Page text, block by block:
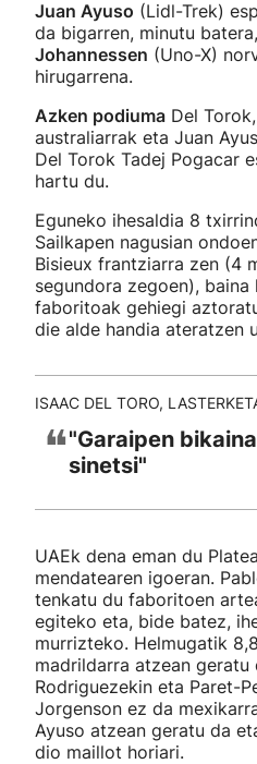
Juan Ayuso (Lidl-Trek)
da bigarren, minutu
Johannessen (Uno-X)
hirugarrena.
Azken podiuma Del
australiarrak eta Juan
Del Torok Tadej Pogacar
hartu du.
Eguneko ihesaldia 8
Sailkapen nagusian
Bisieux frantziarra zen (4
segundora zegoen),
faboritoak gehiegi
die alde handia ateratzen
ISAAC DEL TORO,
❝"Garaipen
sinetsi"
UAEk dena eman du
mendatearen igoeran.
tenkatu du faboritoen
egiteko eta, bide batez,
murrizteko. Helmugatik
madrildarra atzean geratu
Rodriguezekin eta Paret-
Jorgenson ez da
Ayuso atzean geratu da
dio maillot horiari.